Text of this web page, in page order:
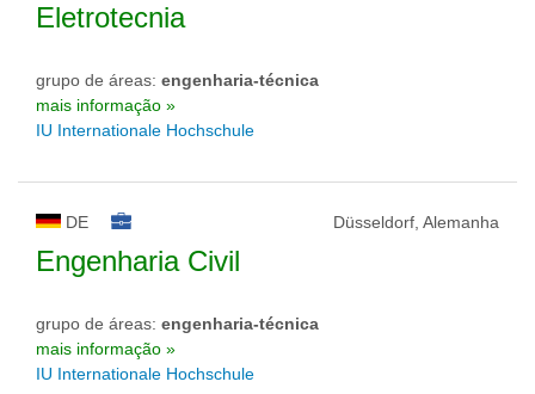
Eletrotecnia
grupo de áreas: engenharia-técnica
mais informação »
IU Internationale Hochschule
DE Düsseldorf, Alemanha
Engenharia Civil
grupo de áreas: engenharia-técnica
mais informação »
IU Internationale Hochschule